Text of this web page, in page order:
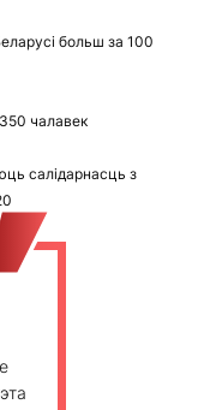
больш за 100
чалавек
салідарнасць з